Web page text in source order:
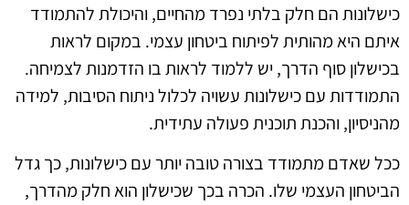
כישלונות הם חלק בלתי נפרד מהחיים, והיכולת להתמודד
איתם היא מהותית לפיתוח ביטחון עצמי. במקום לראות
בכישלון סוף הדרך, יש ללמוד לראות בו הזדמנות לצמיחה.
התמודדות עם כישלונות עשויה לכלול ניתוח הסיבות, למידה
מהניסיון, והכנת תוכנית פעולה עתידית.
ככל שאדם מתמודד בצורה טובה יותר עם כישלונות, כך גדל
הביטחון העצמי שלו. הכרה בכך שכישלון הוא חלק מהדרך,